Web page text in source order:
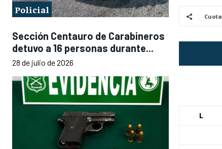
Policial
Sección Centauro de Carabineros
detuvo a 16 personas durante...
28 de julio de 2026
Cuota
L